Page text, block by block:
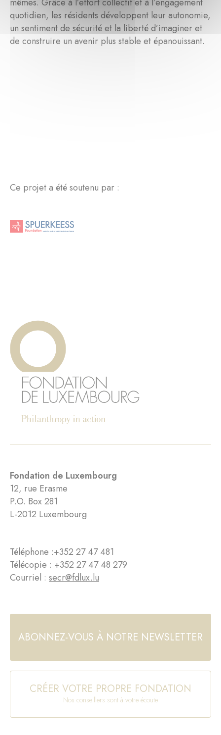
quotidien, les résidents développent leur autonomie,
un sentiment de sécurité et la liberté d’imaginer et
de construire un avenir plus stable et épanouissant.
Ce projet a été soutenu par :
Fondation de Luxembourg
12, rue Erasme
P.O. Box 281
L-2012 Luxembourg
Téléphone :+352 27 47 481
Télécopie : +352 27 47 48 279
Courriel : secr@fdlux.lu
ABONNEZ-VOUS À NOTRE NEWSLETTER
CRÉER VOTRE PROPRE FONDATION
Nos conseillers sont à votre écoute